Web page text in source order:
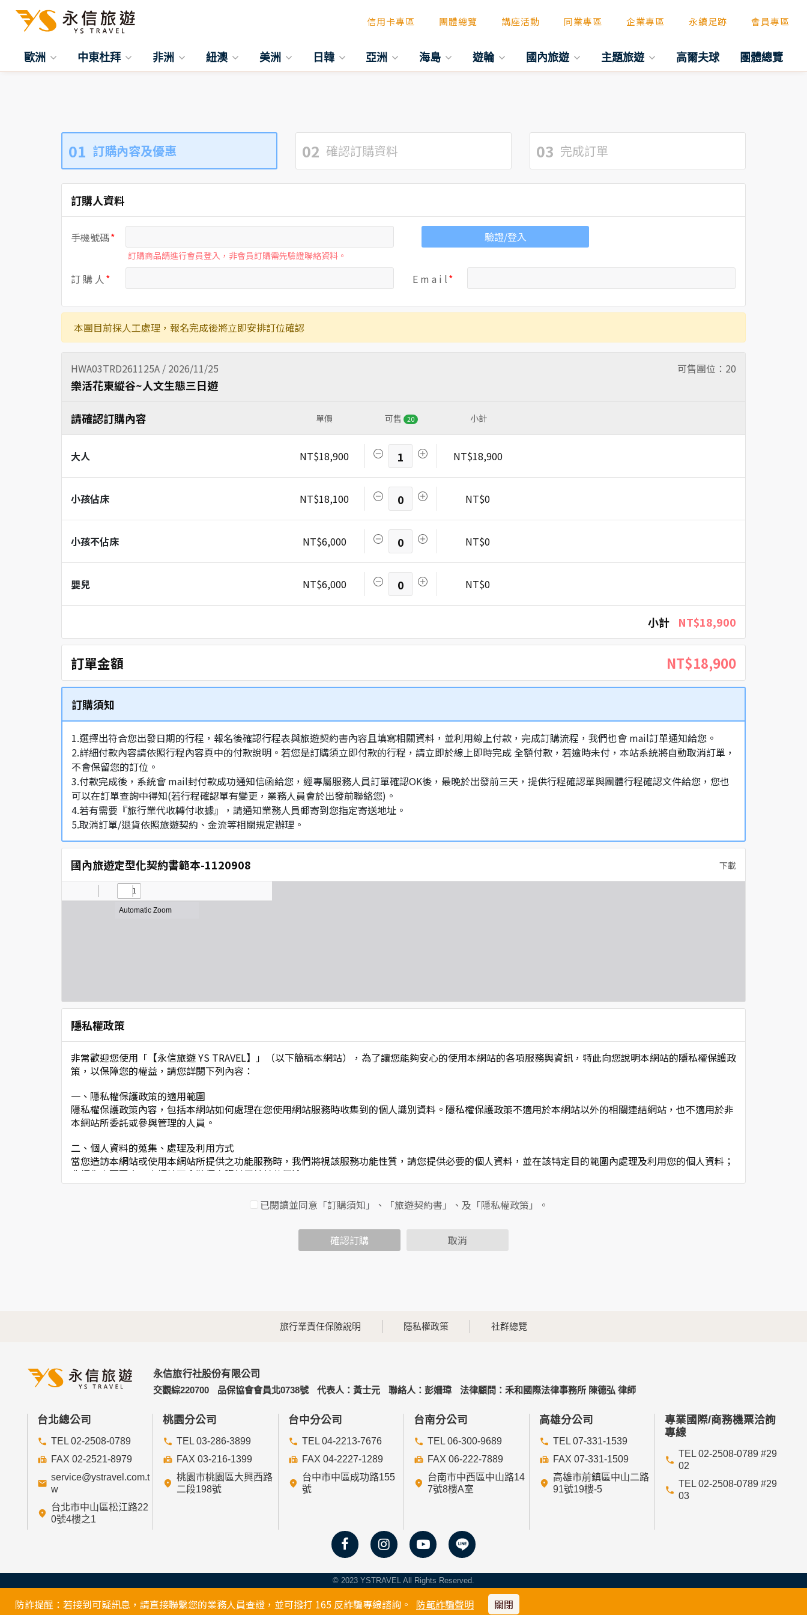
防詐提醒：若接到可疑訊息，請直接聯繫您的業務人員查證，並可撥打 165 反詐騙專線諮詢。 防範詐騙聲明 關閉
信用卡專區 團體總覽 講座活動 同業專區 企業專區 永續足跡 會員專區
歐洲 中東杜拜 非洲 紐澳 美洲 日韓 亞洲 海島 遊輪 國內旅遊 主題旅遊 高爾夫球 團體總覽
01 訂購內容及優惠 02 確認訂購資料 03 完成訂單
訂購人資料
手機號碼
訂購商品請進行會員登入，非會員訂購需先驗證聯絡資料。
驗證/登入
訂 購 人 E m a i l
本團目前採人工處理，報名完成後將立即安排訂位確認
HWA03TRD261125A / 2026/11/25 可售團位： 20
樂活花東縱谷~人文生態三日遊
請確認訂購內容 單價 可售 20 小計
大人 NT$18,900 1 NT$18,900
小孩佔床 NT$18,100 0 NT$0
小孩不佔床 NT$6,000 0 NT$0
嬰兒 NT$6,000 0 NT$0
小計 NT$18,900
訂單金額 NT$18,900
訂購須知
1.選擇出符合您出發日期的行程，報名後確認行程表與旅遊契約書內容且填寫相關資料，並利用線上付款，完成訂購流程，我們也會 mail訂單通知給您。
2.詳細付款內容請依照行程內容頁中的付款說明。若您是訂購須立即付款的行程，請立即於線上即時完成 全額付款，若逾時未付，本站系統將自動取消訂單，
不會保留您的訂位。
3.付款完成後，系統會 mail封付款成功通知信函給您，經專屬服務人員訂單確認OK後，最晚於出發前三天，提供行程確認單與團體行程確認文件給您，您也
可以在訂單查詢中得知(若行程確認單有變更，業務人員會於出發前聯絡您)。
4.若有需要『旅行業代收轉付收據』，請通知業務人員郵寄到您指定寄送地址。
5.取消訂單/退貨依照旅遊契約、金流等相關規定辦理。
國內旅遊定型化契約書範本-1120908 下載
隱私權政策
非常歡迎您使用「【永信旅遊 YS TRAVEL】」（以下簡稱本網站），為了讓您能夠安心的使用本網站的各項服務與資訊，特此向您說明本網站的隱私權保護政
策，以保障您的權益，請您詳閱下列內容：
一、隱私權保護政策的適用範圍
隱私權保護政策內容，包括本網站如何處理在您使用網站服務時收集到的個人識別資料。隱私權保護政策不適用於本網站以外的相關連結網站，也不適用於非
本網站所委託或參與管理的人員。
二、個人資料的蒐集、處理及利用方式
當您造訪本網站或使用本網站所提供之功能服務時，我們將視該服務功能性質，請您提供必要的個人資料，並在該特定目的範圍內處理及利用您的個人資料；
非經您書面同意，本網站不會將個人資料用於其他用途。
本網站在您使用服務信箱、問卷調查等互動性功能時，會保留您所提供的姓名、電子郵件地址、聯絡方式及使用時間等。
於一般瀏覽時，伺服器會自行記錄相關行徑，包括您使用連線設備的IP位址、使用時間、使用的瀏覽器、瀏覽及點選資料記錄等，做為我們增進網站服務的參
考依據，此記錄為內部應用，決不對外公佈。
為提供精確的服務，我們會將收集的問卷調查內容進行統計與分析，分析結果之統計數據或說明文字呈現，除供內部研究外，我們會視需要公佈統計數據及說
五、與第三人共用個人資料之政策
本網站絕不會提供、交換、出租或出售任何您的個人資料給其他個人、團體、私人企業或公務機關，但有法律依據或合約義務者，不在此限。
前項但書之情形包括不限於：
經由您書面同意。
法律明文規定。
為免除您生命、身體、自由或財產上之危險。
與公務機關或學術研究機構合作，基於公共利益為統計或學術研究而有必要，且資料經過提供者處理或蒐集者依其揭露方式無從識別特定之當事人。
當您在網站的行為，違反服務條款或可能損害或妨礙網站與其他使用者權益或導致任何人遭受損害時，經網站管理單位研析揭露您的個人資料是為了辨識、聯
絡或採取法律行動所必要者。
有利於您的權益。
本網站委託廠商協助蒐集、處理或利用您的個人資料時，將對委外廠商或個人善盡監督管理之責。
為了提供您最佳的服務，本網站會在您的電腦中放置並取用我們的Cookie，若您不願接受Cookie的寫入，您可在您使用的瀏覽器功能項中設定隱私權等級為
高，即可拒絕Cookie的寫入，但可能會導至網站某些功能無法正常執行。
已閱讀並同意「訂購須知」、「旅遊契約書」、及「隱私權政策」。
確認訂購 取消
旅行業責任保險說明 隱私權政策 社群總覽
永信旅行社股份有限公司
交觀綜220700
品保協會會員北0738號 代表人：黃士元 聯絡人：彭姍瑋 法律顧問：禾和國際法律事務所 陳德弘 律師
台北總公司
TEL 02-2508-0789
FAX 02-2521-8979
service@ystravel.com.t
w
台北市中山區松江路22
0號4樓之1
桃園分公司
TEL 03-286-3899
FAX 03-216-1399
桃園市桃園區大興西路
二段198號
台中分公司
TEL 04-2213-7676
FAX 04-2227-1289
台中市中區成功路155
號
台南分公司
TEL 06-300-9689
FAX 06-222-7889
台南市中西區中山路14
7號8樓A室
高雄分公司
TEL 07-331-1539
FAX 07-331-1509
高雄市前鎮區中山二路
91號19樓-5
專業國際/商務機票洽詢
專線
TEL 02-2508-0789 #29
02
TEL 02-2508-0789 #29
03
© 2023 YSTRAVEL All Rights Reserved.